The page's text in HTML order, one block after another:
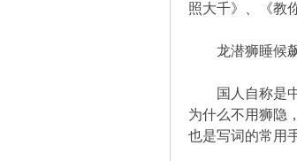
照大千》、《教
龙潜狮睡候飙
国人自称是中
为什么不用狮隐
也是写词的常用